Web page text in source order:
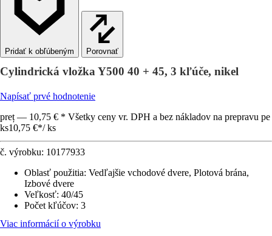
Porovnať
Cylindrická vložka Y500 40 + 45, 3 kľúče, nikel
Napísať prvé hodnotenie
preț — 10,75 € * Všetky ceny vr. DPH a bez nákladov na prepravu pe
ks10,75 €*/ ks
č. výrobku: 10177933
Oblasť použitia: Vedľajšie vchodové dvere, Plotová brána,
Izbové dvere
Veľkosť: 40/45
Počet kľúčov: 3
Viac informácií o výrobku